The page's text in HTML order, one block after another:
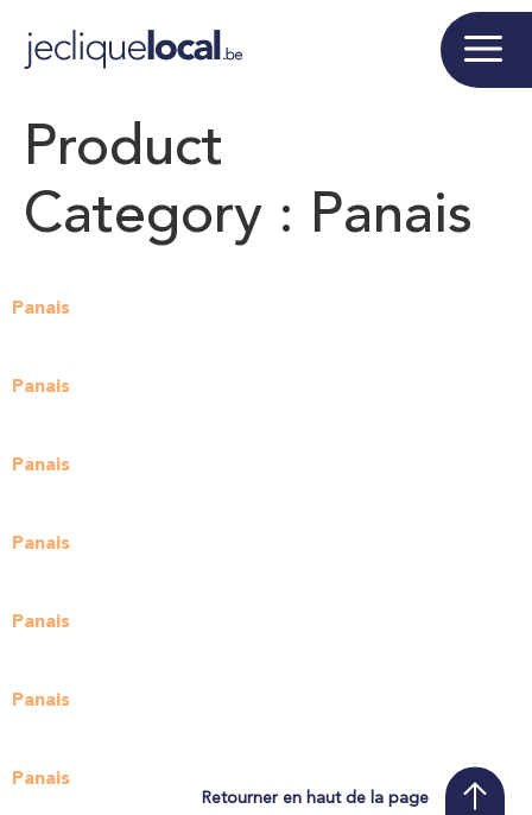
Product
Category : Panais
Panais
Panais
Panais
Panais
Panais
Panais
Panais
Retourner en haut de la page